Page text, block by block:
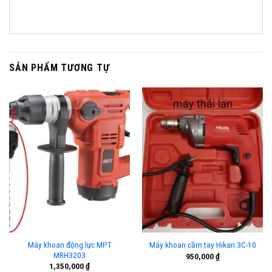
SẢN PHẨM TƯƠNG TỰ
Máy khoan động lực MPT
MRH3203
1,350,000₫
Máy khoan cầm tay Hikari 3C-10
950,000₫